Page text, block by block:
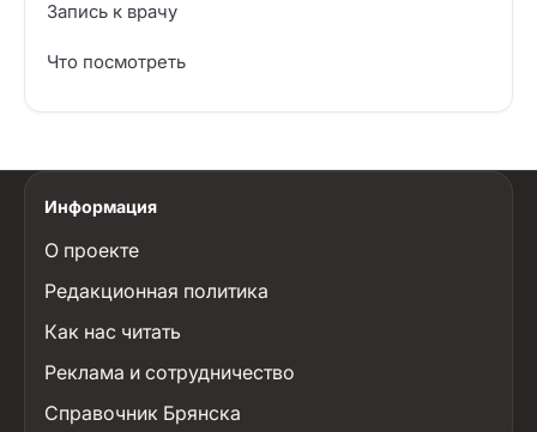
Запись к врачу
Что посмотреть
Информация
О проекте
Редакционная политика
Как нас читать
Реклама и сотрудничество
Справочник Брянска